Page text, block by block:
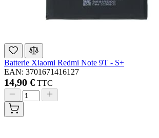
Batterie Xiaomi Redmi Note 9T - S+
EAN: 3701671416127
14,90 € TTC